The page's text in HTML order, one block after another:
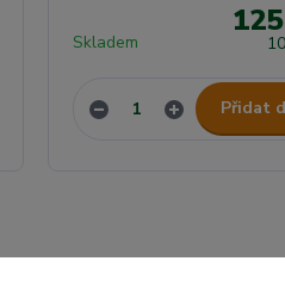
Skladem
Přidat